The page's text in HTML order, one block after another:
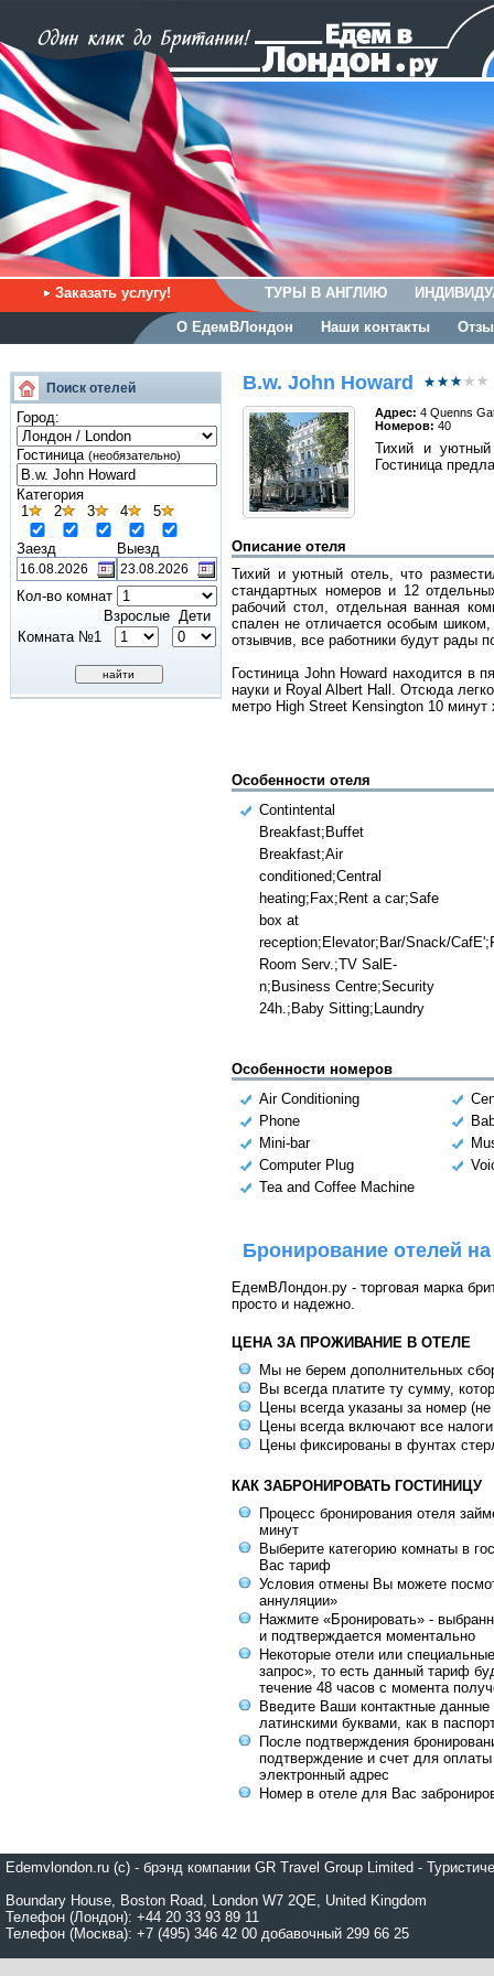
Заказать услугу! ТУРЫ В АНГЛИЮ
О ЕдемВЛондон Наши контакты
Поиск отелей
Город:
Гостиница (необязательно)
Категория
1
2 3 4 5
Заезд Выезд
Кол-во комнат
Взрослые Дети
Комната №1
B.w. John Howard
Адрес: 4 Quenns
Номеров: 40
Тихий и уютный
Гостиница
Описание отеля
Тихий и уютный отель, что
стандартных номеров и 12
рабочий стол, отдельная ванная
спален не отличается особым
отзывчив, все работники будут рады
Гостиница John Howard находится в
науки и Royal Albert Hall. Отсюда
метро High Street Kensington 10 минут
Особенности отеля
Contintental
Breakfast;Buffet
Breakfast;Air
conditioned;Central
heating;Fax;Rent a car;Safe
box at
reception;Elevator;Bar/Snack/
Room Serv.;TV SalE-
n;Business Centre;Security
24h.;Baby Sitting;Laundry
Особенности номеров
Air Conditioning
Phone
Mini-bar
Computer Plug
Tea and Coffee Machine
Бронирование отелей
ЕдемВЛондон.ру - торговая марка
просто и надежно.
ЦЕНА ЗА ПРОЖИВАНИЕ В ОТЕЛЕ
Мы не берем дополнительных
Вы всегда платите ту сумму,
Цены всегда указаны за номер
Цены всегда включают все
Цены фиксированы в фунтах
КАК ЗАБРОНИРОВАТЬ ГОСТИНИЦУ
Процесс бронирования отеля
минут
Выберите категорию комнаты в
Вас тариф
Условия отмены Вы можете
аннуляции»
Нажмите «Бронировать» -
и подтверждается моментально
Некоторые отели или
запрос», то есть данный тариф
течение 48 часов с момента
Введите Ваши контактные данные
латинскими буквами, как в
После подтверждения
подтверждение и счет для
электронный адрес
Номер в отеле для Вас
Edemvlondon.ru (c) - брэнд компании GR Travel Group Limited -
Boundary House, Boston Road, London W7 2QE, United Kingdom
Телефон (Лондон): +44 20 33 93 89 11
Телефон (Москва): +7 (495) 346 42 00 добавочный 299 66 25